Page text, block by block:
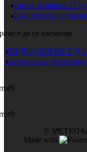
Вчера, вторник 23
ЕКСТРЕМНО ТОПОЛ
е да се насмееме
(ВИДЕО) ВРЕМЕ Е
Австралиска
©
Made with